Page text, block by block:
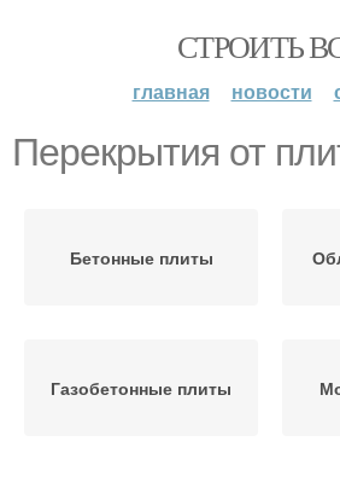
СТРОИТЬ
главная новости
Перекрытия от
Бетонные плиты
Газобетонные плиты